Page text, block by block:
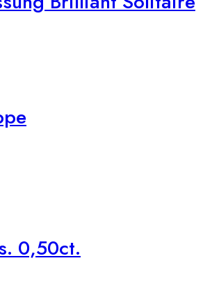
0,50ct.